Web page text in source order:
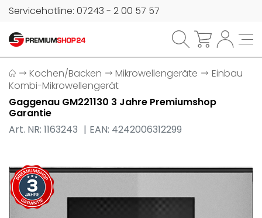
Servicehotline: 07243 - 2 00 57 57
Kochen/Backen Mikrowellengeräte
Einbau
Kombi-Mikrowellengerät
Gaggenau GM221130 3 Jahre Premiumshop
Garantie
Art. NR: 1163243
EAN: 4242006312299